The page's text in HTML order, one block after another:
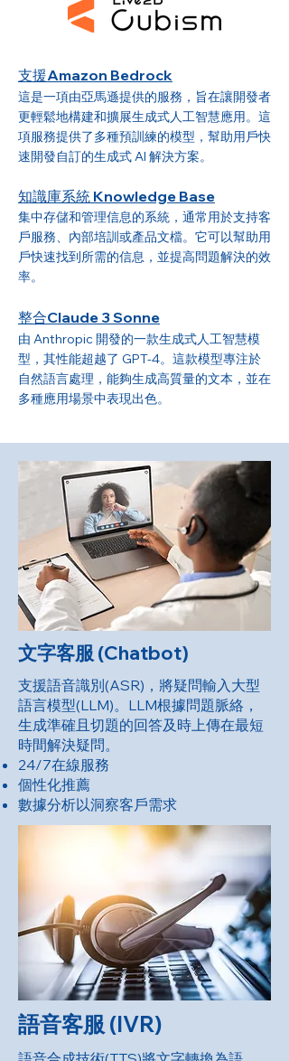
支援Amazon Bedrock
這是一項由亞馬遜提供的服務，旨在讓開發者
更輕鬆地構建和擴展生成式人工智慧應用。這
項服務提供了多種預訓練的模型，幫助用戶快
速開發自訂的生成式 AI 解決方案。
知識庫系統 Knowledge Base
集中存儲和管理信息的系統，通常用於支持客
戶服務、內部培訓或產品文檔。它可以幫助用
戶快速找到所需的信息，並提高問題解決的效
率。
​整合Claude 3 Sonne
由 Anthropic 開發的一款生成式人工智慧模
型，其性能超越了 GPT-4。這款模型專注於
自然語言處理，能夠生成高質量的文本，並在
多種應用場景中表現出色。
文字客服 (Chatbot)
支援語音識別(ASR)，將疑問輸入大型
語言模型(LLM)。LLM根據問題脈絡，
生成準確且切題的回答及時上傳在最短
時間解決疑問。
24/7在線服務
個性化推薦
數據分析以洞察客戶需求
語音客服 (IVR)